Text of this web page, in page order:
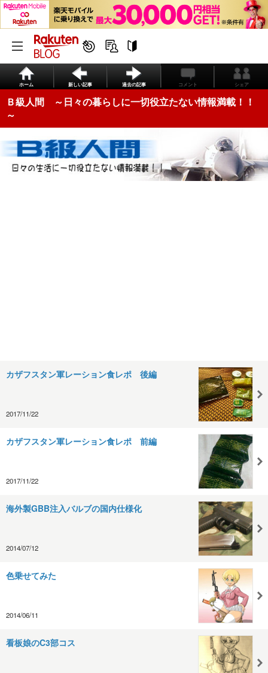
ホーム 新しい記事 過去の記事 コメント シェア
Ｂ級人間 ～日々の暮らしに一切役立たない情報満載！！
～
カザフスタン軍レーション食レポ 後編
2017/11/22
カザフスタン軍レーション食レポ 前編
2017/11/22
海外製GBB注入バルブの国内仕様化
2014/07/12
色乗せてみた
2014/06/11
看板娘のC3部コス